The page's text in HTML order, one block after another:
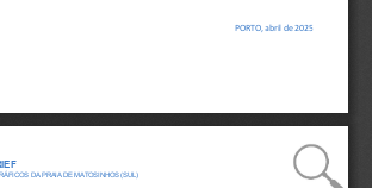
PORTO, abril de 2025
DA PRAIA DE MATOSINHOS (SUL)